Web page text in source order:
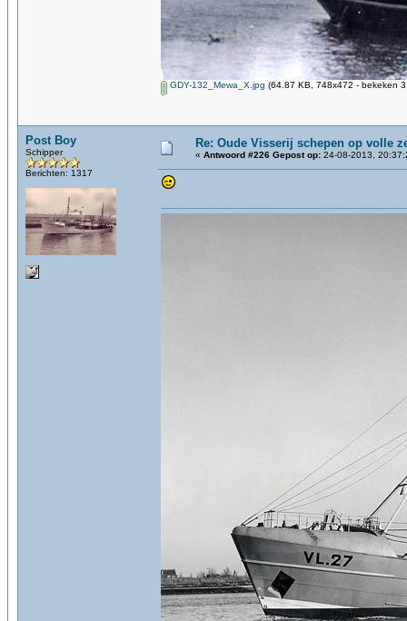
GDY-132_Mewa_X.jpg (64.87 KB, 748x472 - bekeken
Post Boy
Schipper
Berichten: 1317
Re: Oude Visserij schepen op volle
« Antwoord #226 Gepost op: 24-08-2013,